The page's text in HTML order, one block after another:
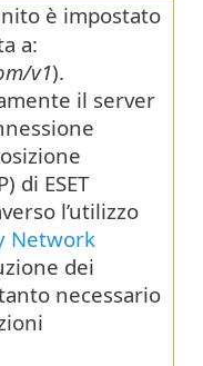
è impostato
a:
v1).
il server
di ESET
l’utilizzo
Network
dei
necessario